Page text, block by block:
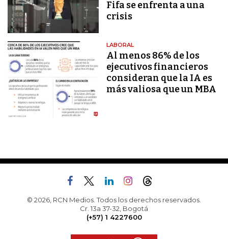
Fifa se enfrenta a una
crisis
LABORAL
Al menos 86% de los
ejecutivos financieros
consideran que la IA es
más valiosa que un MBA
© 2026, RCN Medios. Todos los derechos reservados.
Cr. 13a 37-32, Bogotá
(+57) 1 4227600